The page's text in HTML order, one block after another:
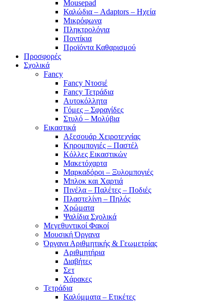
Mousepad
Καλώδια – Adaptors – Ηχεία
Μικρόφωνα
Πληκτρολόγια
Ποντίκια
Προϊόντα Καθαρισμού
Προσφορές
Σχολικά
Fancy
Fancy Ντοσιέ
Fancy Τετράδια
Αυτοκόλλητα
Γόμες – Σφραγίδες
Στυλό – Μολύβια
Εικαστικά
Αξεσουάρ Χειροτεχνίας
Κηρομπογιές – Παστέλ
Κόλλες Εικαστικών
Μακετόχαρτα
Μαρκαδόροι – Ξυλομπογιές
Μπλοκ και Χαρτιά
Πινέλα – Παλέτες – Ποδιές
Πλαστελίνη – Πηλός
Χρώματα
Ψαλίδια Σχολικά
Μεγεθυντικοί Φακοί
Μουσική Όργανα
Όργανα Αριθμητικής & Γεωμετρίας
Αριθμητήρια
Διαβήτες
Σετ
Χάρακες
Τετράδια
Καλύμματα – Ετικέτες